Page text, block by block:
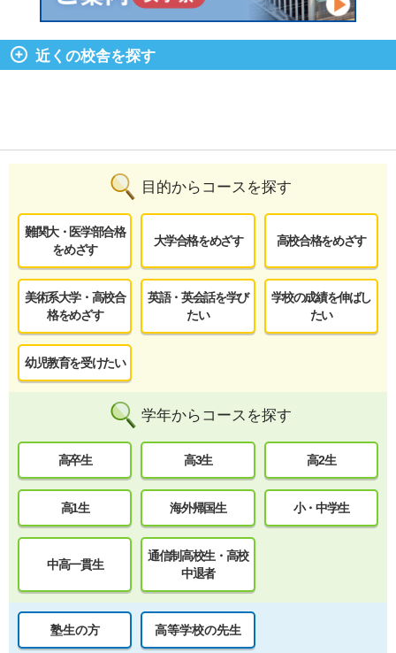
近くの校舎を探す
目的からコースを探す
難関大・医学部合格
をめざす
大学合格をめざす 高校合格をめざす
美術系大学・高校合
格をめざす
英語・英会話を学び
たい
学校の成績を伸ばし
たい
幼児教育を受けたい
学年からコースを探す
高卒生 高3生 高2生
高1生 海外帰国生 小・中学生
中高一貫生
通信制高校生・高校
中退者
塾生の方 高等学校の先生